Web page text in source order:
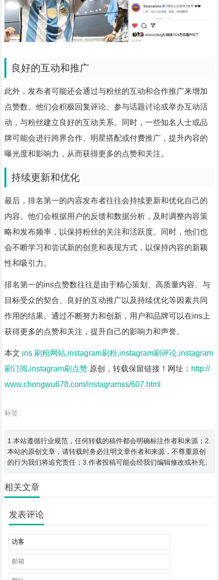
良好的互动和推广
此外，发布者可能还会通过与粉丝的互动和合作推广来增加
点赞数。他们会积极回复评论、参与话题讨论或举办互动活
动，与粉丝建立良好的互动关系。同时，一些知名人士或品
牌可能会进行跨界合作、明星搭配或付费推广，提升内容的
曝光度和影响力，从而获得更多的点赞和关注。
持续更新和优化
最后，排名第一的内容发布者往往会持续更新和优化自己的
内容。他们会根据用户的反馈和数据分析，及时调整内容策
略和发布频率，以保持粉丝的关注和活跃度。同时，他们也
会不断学习和尝试新的创意和表现方式，以保持内容的新颖
性和吸引力。
排名第一的ins点赞数往往是由于精心策划、高质量内容、与
目标受众的契合、良好的互动推广以及持续优化等因素共同
作用的结果。通过不断努力和创新，用户和品牌可以在ins上
获得更多的点赞和关注，提升自己的影响力和声誉。
本文 ins 刷粉网站,instagram刷粉,instagram刷评论,instagram
刷订阅,instagram刷点赞原创，转载保留链接！网址： http://
www.chongwu678.com/instagramss/607.html
标签:
1.本站遵循行业规范，任何转载的稿件都会明确标注作者和来源；2.
本站的原创文章，请转载时务必注明文章作者和来源，不尊重原创
的行为我们将追究责任；3.作者投稿可能会经我们编辑修改或补充。
相关文章
发表评论